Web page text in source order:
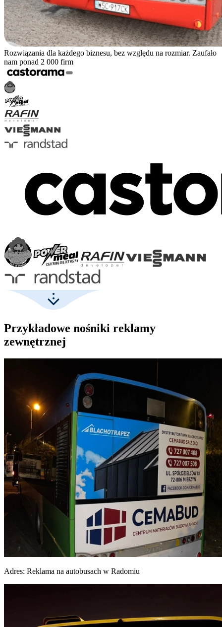
Rozwiązania dla każdego biznesu, bez względu na rozmiar. Zaufało
nam ponad 2 000 firm
Przykładowe nośniki reklamy
zewnętrznej
Adres: Reklama na autobusach w Radomiu